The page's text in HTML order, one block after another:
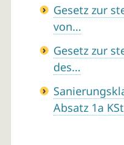
Gesetz zur
von…
Gesetz zur
des…
Absatz 1a